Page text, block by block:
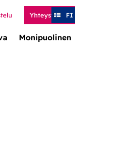
Monipuolinen
YhteystiedotFI